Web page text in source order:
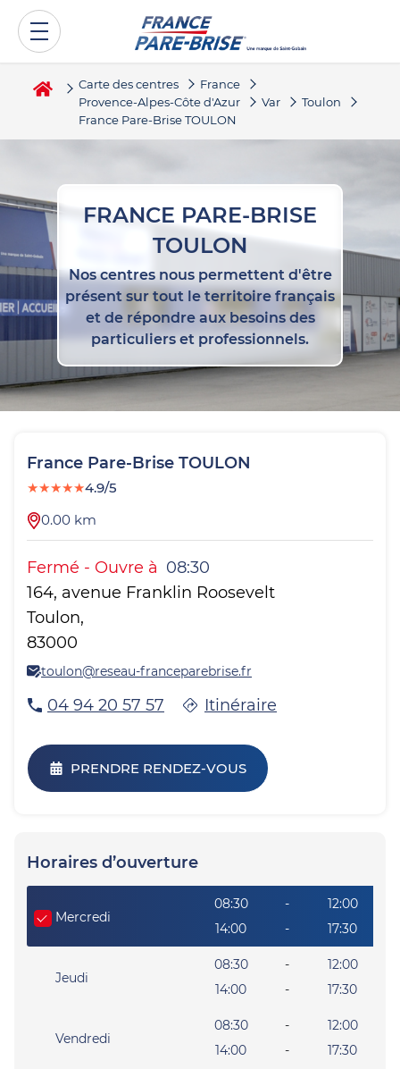
Carte des centres
France
Provence-Alpes-Côte d'Azur
Var
Toulon
France Pare-Brise TOULON
FRANCE PARE-BRISE
TOULON
Nos centres nous permettent d'être
présent sur tout le territoire français
et de répondre aux besoins des
particuliers et professionnels.
France Pare-Brise TOULON
★★★★★4.9/5
0.00 km
Fermé - Ouvre à 08:30
164, avenue Franklin Roosevelt
Toulon,
83000
toulon@reseau-franceparebrise.fr
04 94 20 57 57 Itinéraire
PRENDRE RENDEZ-VOUS
Horaires d’ouverture
Heures
Mercredi
08:30 -
12:00
14:00
- 17:30
Jeudi
08:30 -
12:00
14:00
- 17:30
Vendredi
08:30 -
12:00
14:00
- 17:30